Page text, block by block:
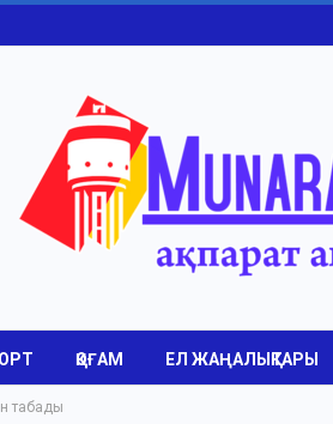
ҚОҒАМ ЕЛ ЖАҢАЛЫҚТАРЫ
табады